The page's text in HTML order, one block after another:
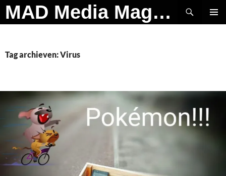
Ga
naar
MAD Media Magazine
Zoeken
Tag archieven: Virus